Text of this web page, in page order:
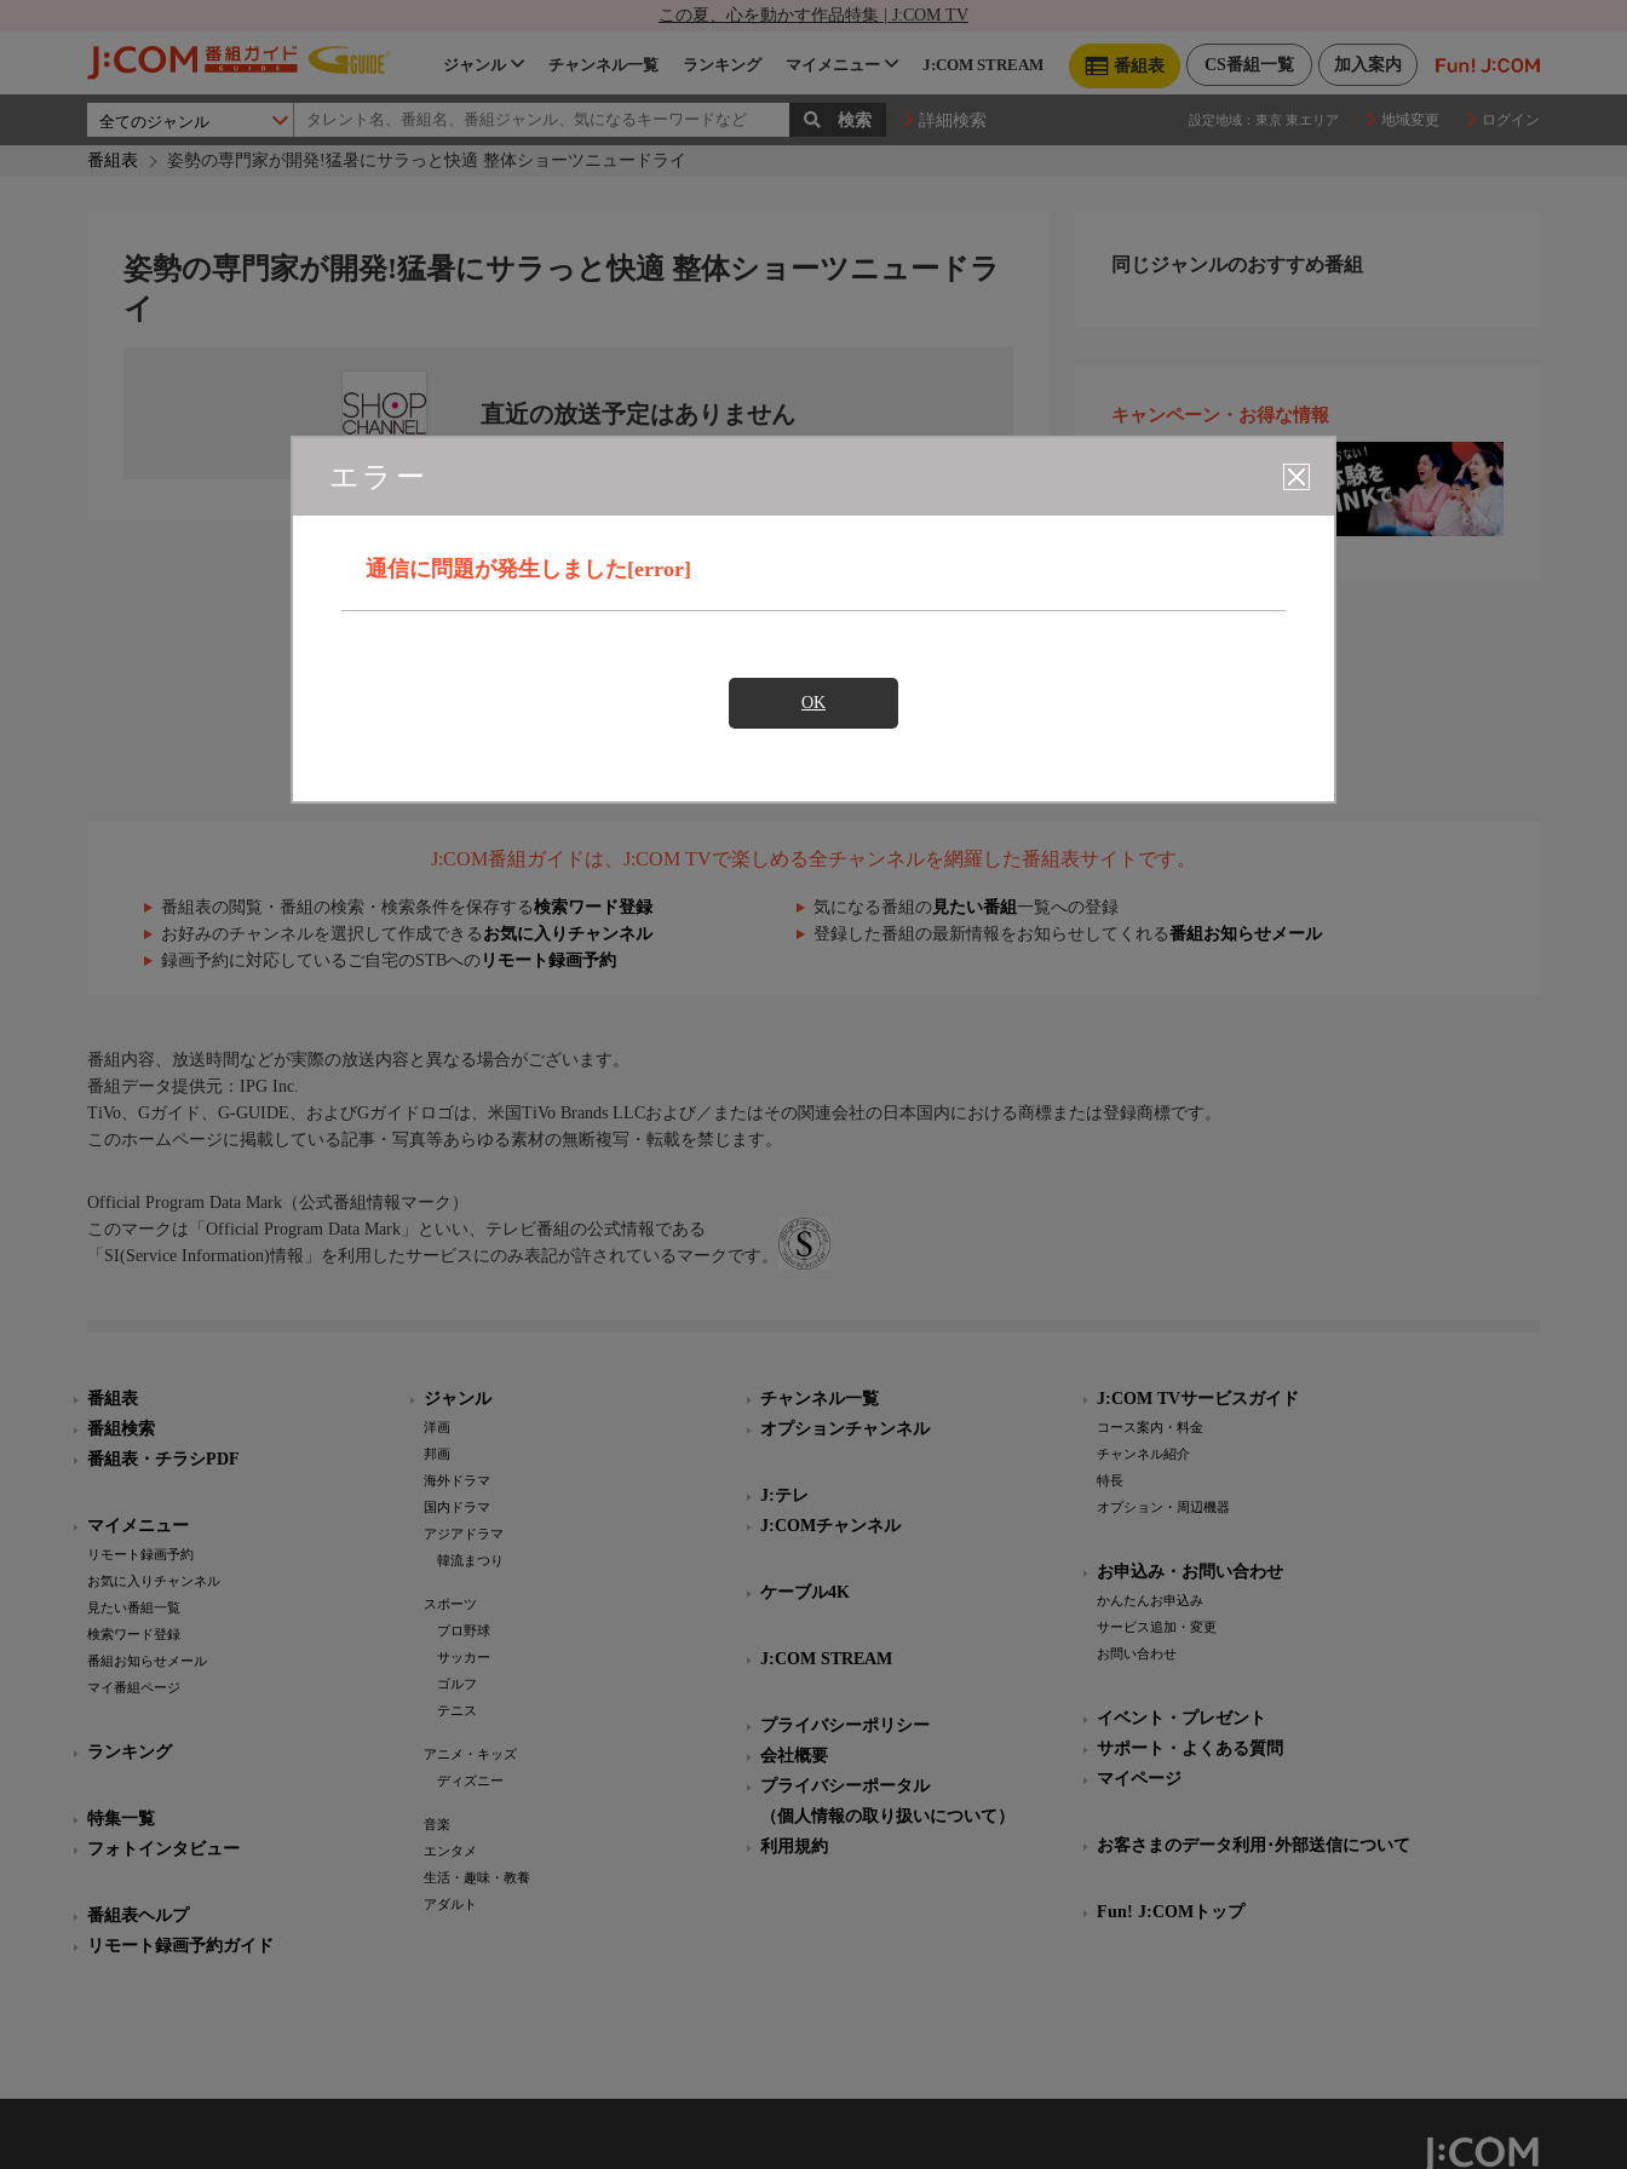
この夏、心を動かす作品特集 | J:COM TV
加入案内
CS番組一覧
番組表
ジャンル チャンネル一覧 ランキング マイメニュー J:COM STREAM
詳細検索 設定地域： 東京 東エリア 地域変更 ログイン
番組表 姿勢の専門家が開発!猛暑にサラっと快適 整体ショーツニュードライ
エラー
通信に問題が発生しました[error]
OK
姿勢の専門家が開発!猛暑にサラっと快適 整体ショーツニュードラ
イ
直近の放送予定はありません
同じジャンルのおすすめ番組
キャンペーン・お得な情報
J:COM番組ガイドは、J:COM TVで楽しめる全チャンネルを網羅した番組表サイトです。
番組表の閲覧・番組の検索・検索条件を保存する検索ワード登録 気になる番組の 見たい番組 一覧への登録
お好みのチャンネルを選択して作成できる お気に入りチャンネル 登録した番組の最新情報をお知らせしてくれる番組お知らせメール
録画予約に対応しているご自宅のSTBへの リモート録画予約
番組内容、放送時間などが実際の放送内容と異なる場合がございます。
番組データ提供元：IPG Inc.
TiVo、Gガイド、G-GUIDE、およびGガイドロゴは、米国TiVo Brands LLCおよび／またはその関連会社の日本国内における商標または登録商標です。
このホームページに掲載している記事・写真等あらゆる素材の無断複写・転載を禁じます。
Official Program Data Mark（公式番組情報マーク）
このマークは「Official Program Data Mark」といい、テレビ番組の公式情報である
「SI(Service Information)情報」を利用したサービスにのみ表記が許されているマークです。
番組表
番組検索
番組表・チラシPDF
マイメニュー
リモート録画予約
お気に入りチャンネル
見たい番組一覧
検索ワード登録
番組お知らせメール
マイ番組ページ
ランキング
特集一覧
フォトインタビュー
番組表ヘルプ
リモート録画予約ガイド
ジャンル
洋画
邦画
海外ドラマ
国内ドラマ
アジアドラマ
韓流まつり
スポーツ
プロ野球
サッカー
ゴルフ
テニス
アニメ・キッズ
ディズニー
音楽
エンタメ
生活・趣味・教養
アダルト
チャンネル一覧
オプションチャンネル
J:テレ
J:COMチャンネル
ケーブル4K
J:COM STREAM
プライバシーポリシー
会社概要
プライバシーポータル
（個人情報の取り扱いについて）
利用規約
J:COM TVサービスガイド
コース案内・料金
チャンネル紹介
特長
オプション・周辺機器
お申込み・お問い合わせ
かんたんお申込み
サービス追加・変更
お問い合わせ
イベント・プレゼント
サポート・よくある質問
マイページ
お客さまのデータ利用･外部送信について
Fun! J:COMトップ